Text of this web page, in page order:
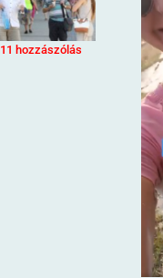
11 hozzászólás